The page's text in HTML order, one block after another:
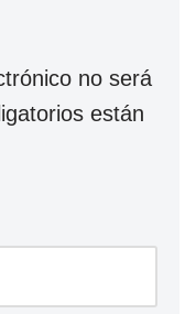
no será
están